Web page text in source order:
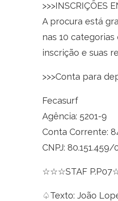
>>>INSCRIÇÕES
A procura está
nas 10
inscrição e suas
>>>Conta para
Fecasurf
Agência: 5201-9
Conta Corrente:
CNPJ: 80.151.459/
☆☆☆STAF
♤Texto: João